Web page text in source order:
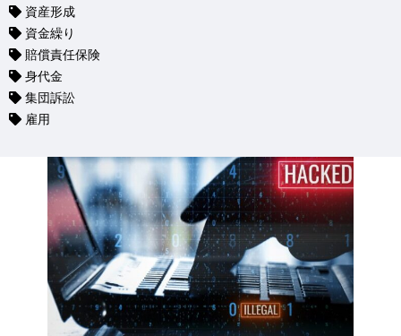
資産形成
資金繰り
賠償責任保険
身代金
集団訴訟
雇用